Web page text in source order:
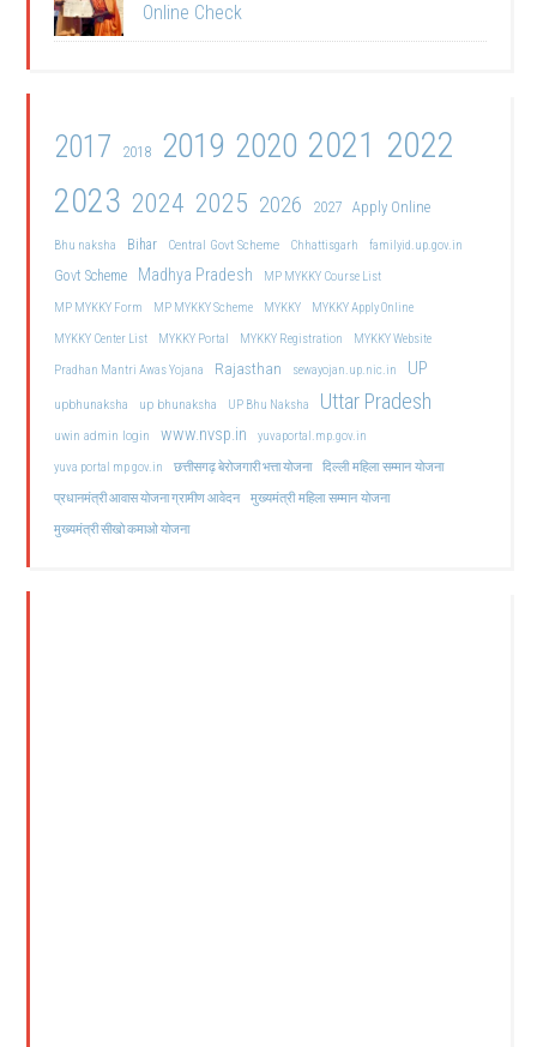
Online Check
2017 2018 2019 2020 2021 2022
2023 2024 2025 2026 2027 Apply Online
Bhu naksha Bihar Central Govt Scheme Chhattisgarh familyid.up.gov.in
Govt Scheme Madhya Pradesh
MP MYKKY Course List
MP MYKKY Form
MP MYKKY Scheme MYKKY
MYKKY Apply Online
MYKKY Center List
MYKKY Portal MYKKY Registration
MYKKY Website
Pradhan Mantri Awas Yojana
Rajasthan sewayojan.up.nic.in UP
upbhunaksha up bhunaksha UP Bhu Naksha Uttar Pradesh
uwin admin login www.nvsp.in
yuvaportal.mp.gov.in
yuva portal mp gov.in
छत्तीसगढ़ बेरोजगारी भत्ता योजना दिल्ली महिला सम्मान योजना
प्रधानमंत्री आवास योजना ग्रामीण आवेदन मुख्यमंत्री महिला सम्मान योजना
मुख्यमंत्री सीखो कमाओ योजना